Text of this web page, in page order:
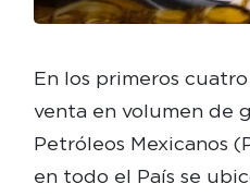
En los primeros cuatro
venta en volumen de
Petróleos Mexicanos
en todo el País se